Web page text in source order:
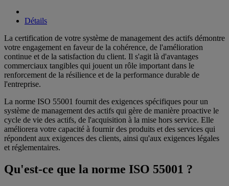
Détails
La certification de votre système de management des actifs démontre
votre engagement en faveur de la cohérence, de l'amélioration
continue et de la satisfaction du client. Il s'agit là d'avantages
commerciaux tangibles qui jouent un rôle important dans le
renforcement de la résilience et de la performance durable de
l'entreprise.
La norme ISO 55001 fournit des exigences spécifiques pour un
système de management des actifs qui gère de manière proactive le
cycle de vie des actifs, de l'acquisition à la mise hors service. Elle
améliorera votre capacité à fournir des produits et des services qui
répondent aux exigences des clients, ainsi qu'aux exigences légales
et réglementaires.
Qu'est-ce que la norme ISO 55001 ?